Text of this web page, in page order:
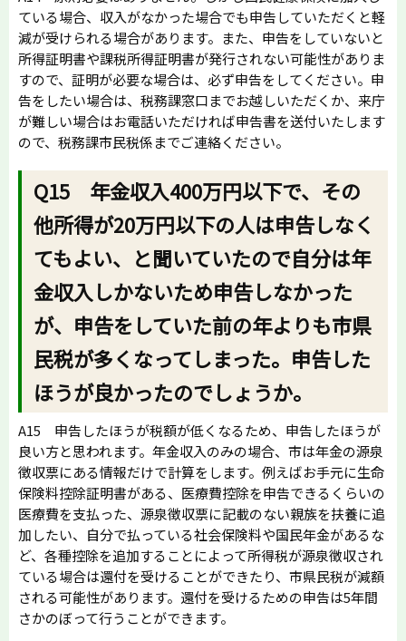
ている場合、収入がなかった場合でも申告していただくと軽
減が受けられる場合があります。また、申告をしていないと
所得証明書や課税所得証明書が発行されない可能性がありま
すので、証明が必要な場合は、必ず申告をしてください。申
告をしたい場合は、税務課窓口までお越しいただくか、来庁
が難しい場合はお電話いただければ申告書を送付いたします
ので、税務課市民税係までご連絡ください。
Q15 年金収入400万円以下で、その
他所得が20万円以下の人は申告しなく
てもよい、と聞いていたので自分は年
金収入しかないため申告しなかった
が、申告をしていた前の年よりも市県
民税が多くなってしまった。申告した
ほうが良かったのでしょうか。
A15 申告したほうが税額が低くなるため、申告したほうが
良い方と思われます。年金収入のみの場合、市は年金の源泉
徴収票にある情報だけで計算をします。例えばお手元に生命
保険料控除証明書がある、医療費控除を申告できるくらいの
医療費を支払った、源泉徴収票に記載のない親族を扶養に追
加したい、自分で払っている社会保険料や国民年金があるな
ど、各種控除を追加することによって所得税が源泉徴収され
ている場合は還付を受けることができたり、市県民税が減額
される可能性があります。還付を受けるための申告は5年間
さかのぼって行うことができます。